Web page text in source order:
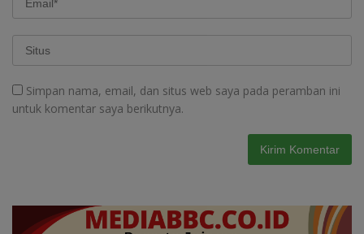
Simpan nama, email, dan situs web saya pada peramban ini
untuk komentar saya berikutnya.